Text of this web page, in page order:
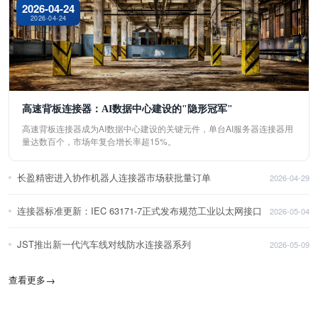
2026-04-24
2026-04-24
高速背板连接器：AI数据中心建设的"隐形冠军"
高速背板连接器成为AI数据中心建设的关键元件，单台AI服务器连接器用
量达数百个，市场年复合增长率超15%。
长盈精密进入协作机器人连接器市场获批量订单 2026-04-29
连接器标准更新：IEC 63171-7正式发布规范工业以太网接口 2026-05-04
JST推出新一代汽车线对线防水连接器系列 2026-05-09
查看更多→